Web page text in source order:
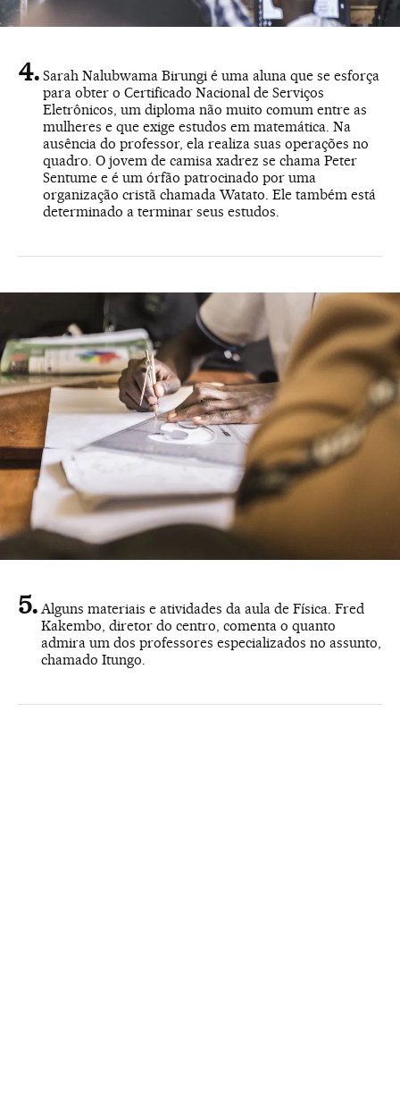
Sarah Nalubwama Birungi é uma aluna que se esforça
para obter o Certificado Nacional de Serviços
Eletrônicos, um diploma não muito comum entre as
mulheres e que exige estudos em matemática. Na
ausência do professor, ela realiza suas operações no
quadro. O jovem de camisa xadrez se chama Peter
Sentume e é um órfão patrocinado por uma
organização cristã chamada Watato. Ele também está
determinado a terminar seus estudos.
Alguns materiais e atividades da aula de Física. Fred
Kakembo, diretor do centro, comenta o quanto
admira um dos professores especializados no assunto,
chamado Itungo.